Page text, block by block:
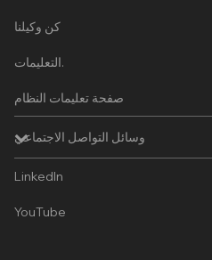
كن وكيلنا
التعليمات.
صفحة تعليمات النظام
وسائل التواصل الاجتماعي
LinkedIn
YouTube